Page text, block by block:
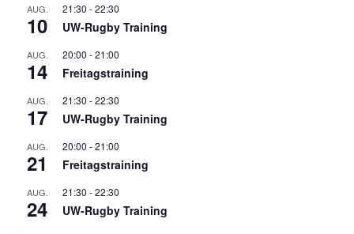
AUG.
10
21:30 -22:30
UW-Rugby Training
AUG.
14
20:00 -21:00
Freitagstraining
AUG.
17
21:30 -22:30
UW-Rugby Training
AUG.
21
20:00 -21:00
Freitagstraining
AUG.
24
21:30 -22:30
UW-Rugby Training